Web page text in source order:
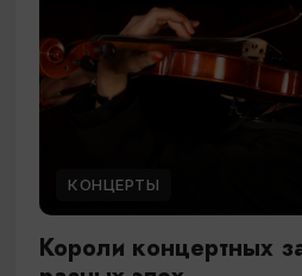
КОНЦЕРТЫ
Короли концертных